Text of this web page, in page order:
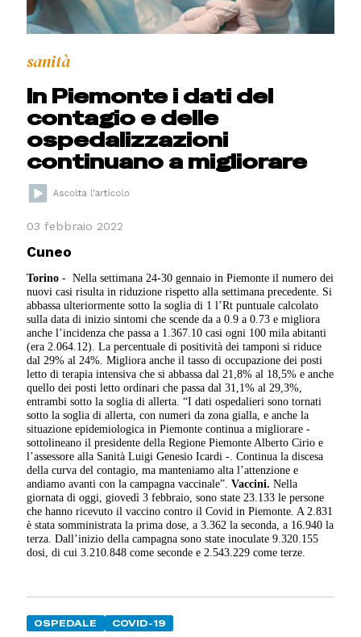
sanità
In Piemonte i dati del
contagio e delle
ospedalizzazioni
continuano a migliorare
03 febbraio 2022
Cuneo
Torino - Nella settimana 24-30 gennaio in Piemonte il numero dei
nuovi casi risulta in riduzione rispetto alla settimana precedente. Si
abbassa ulteriormente sotto la soglia di 1 l’Rt puntuale calcolato
sulla data di inizio sintomi che scende da a 0.9 a 0.73 e migliora
anche l’incidenza che passa a 1.367.10 casi ogni 100 mila abitanti
(era 2.064.12). La percentuale di positività dei tamponi si riduce
dal 29% al 24%. Migliora anche il tasso di occupazione dei posti
letto di terapia intensiva che si abbassa dal 21,8% al 18,5% e anche
quello dei posti letto ordinari che passa dal 31,1% al 29,3%,
entrambi sotto la soglia di allerta. “I dati ospedalieri sono tornati
sotto la soglia di allerta, con numeri da zona gialla, e anche la
situazione epidemiologica in Piemonte continua a migliorare -
sottolineano il presidente della Regione Piemonte Alberto Cirio e
l’assessore alla Sanità Luigi Genesio Icardi -. Continua la discesa
della curva del contagio, ma manteniamo alta l’attenzione e
andiamo avanti con la campagna vaccinale”.Vaccini. Nella
giornata di oggi, giovedì 3 febbraio, sono state 23.133 le persone
che hanno ricevuto il vaccino contro il Covid in Piemonte. A 2.831
è stata somministrata la prima dose, a 3.362 la seconda, a 16.940 la
terza. Dall’inizio della campagna sono state inoculate 9.320.155
dosi, di cui 3.210.848 come seconde e 2.543.229 come terze.
OSPEDALE COVID-19